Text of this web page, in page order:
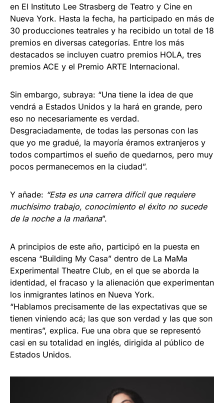
en El Instituto Lee Strasberg de Teatro y Cine en
Nueva York. Hasta la fecha, ha participado en más de
30 producciones teatrales y ha recibido un total de 18
premios en diversas categorías. Entre los más
destacados se incluyen cuatro premios HOLA, tres
premios ACE y el Premio ARTE Internacional.
Sin embargo, subraya: “Una tiene la idea de que
vendrá a Estados Unidos y la hará en grande, pero
eso no necesariamente es verdad.
Desgraciadamente, de todas las personas con las
que yo me gradué, la mayoría éramos extranjeros y
todos compartimos el sueño de quedarnos, pero muy
pocos permanecemos en la ciudad”.
Y añade: “Esta es una carrera difícil que requiere
muchísimo trabajo, conocimiento el éxito no sucede
de la noche a la mañana”.
A principios de este año, participó en la puesta en
escena “Building My Casa” dentro de La MaMa
Experimental Theatre Club, en el que se aborda la
identidad, el fracaso y la alienación que experimentan
los inmigrantes latinos en Nueva York.
“Hablamos precisamente de las expectativas que se
tienen viniendo acá; las que son verdad y las que son
mentiras”, explica. Fue una obra que se representó
casi en su totalidad en inglés, dirigida al público de
Estados Unidos.